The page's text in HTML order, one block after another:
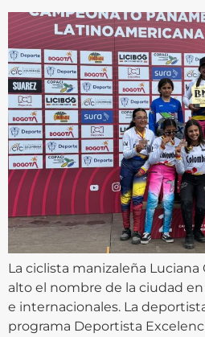
La ciclista manizaleña Luciana
alto el nombre de la ciudad
e internacionales. La
programa Deportista